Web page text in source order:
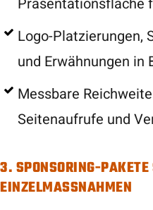
Logo-Platzierungen,
und Erwähnungen in
Messbare
Seitenaufrufe und
3. SPONSORING-
EINZELMASSNAHMEN